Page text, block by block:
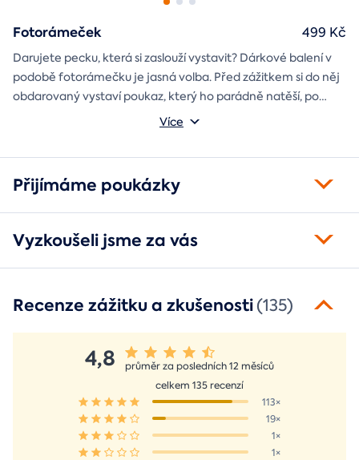
Fotorámeček
Darujete pecku, která si zaslouží vystavit? Dárkové balení v
podobě fotorámečku je jasná volba. Před zážitkem si do něj
obdarovaný vystaví poukaz, který ho parádně natěší, po
absolvování do rámečku poputuje fotka ze zážitku, která při
Můžete vybrat z motivů balónový, tunelový a univerzální
Více
499 Kč
Přijímáme poukázky
Vyzkoušeli jsme za vás
Recenze zážitku a zkušenosti(135)
4,8
průměr za posledních 12 měsíců
celkem 135 recenzí
113×
19×
1×
1×